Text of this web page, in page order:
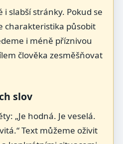
i slabší stránky. Pokud se
charakteristika působit
i méně příznivou
člověka zesměšňovat
slov
„Je hodná. Je veselá.
Text můžeme oživit